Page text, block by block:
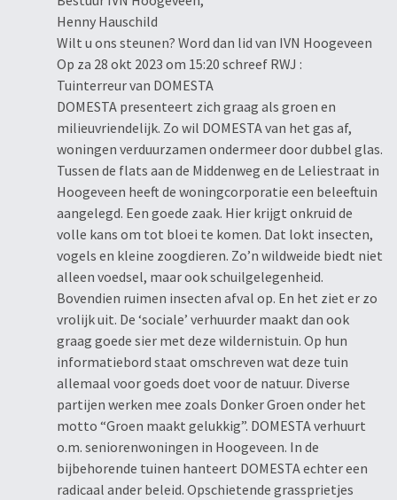
Henny Hauschild
Wilt u ons steunen? Word dan lid van IVN Hoogeveen
Op za 28 okt 2023 om 15:20 schreef RWJ :
Tuinterreur van DOMESTA
DOMESTA presenteert zich graag als groen en
milieuvriendelijk. Zo wil DOMESTA van het gas af,
woningen verduurzamen ondermeer door dubbel glas.
Tussen de flats aan de Middenweg en de Leliestraat in
Hoogeveen heeft de woningcorporatie een beleeftuin
aangelegd. Een goede zaak. Hier krijgt onkruid de
volle kans om tot bloei te komen. Dat lokt insecten,
vogels en kleine zoogdieren. Zo’n wildweide biedt niet
alleen voedsel, maar ook schuilgelegenheid.
Bovendien ruimen insecten afval op. En het ziet er zo
vrolijk uit. De ‘sociale’ verhuurder maakt dan ook
graag goede sier met deze wildernistuin. Op hun
informatiebord staat omschreven wat deze tuin
allemaal voor goeds doet voor de natuur. Diverse
partijen werken mee zoals Donker Groen onder het
motto “Groen maakt gelukkig”. DOMESTA verhuurt
o.m. seniorenwoningen in Hoogeveen. In de
bijbehorende tuinen hanteert DOMESTA echter een
radicaal ander beleid. Opschietende grassprietjes